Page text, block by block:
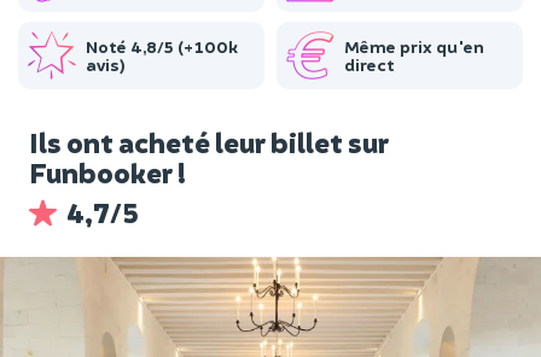
Noté 4,8/5 (+100k
avis)
Même prix qu'en
direct
Ils ont acheté leur billet sur
Funbooker !
4,7/5